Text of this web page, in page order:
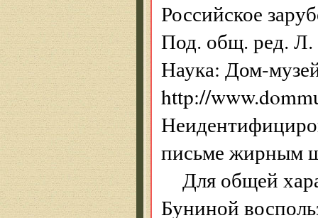
Российское
Под. общ. ред.
Наука: Дом-
http://
письме жирным
Для общей
Буниной